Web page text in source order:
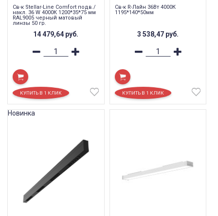
Св-к Stellar-Line Сomfort подв./
накл. 36 W 4000К 1200*35*75 мм
RAL9005 черный матовый
линзы 50 гр.
14 479,64 руб.
Св-к R-Лайн 36Вт 4000К
1195*140*50мм
3 538,47 руб.
Новинка